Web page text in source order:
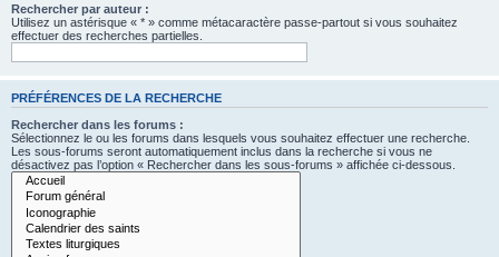
Rechercher par auteur :
Utilisez un astérisque « * » comme métacaractère passe-partout si vous souhaitez
effectuer des recherches partielles.
PRÉFÉRENCES DE LA RECHERCHE
Rechercher dans les forums :
Sélectionnez le ou les forums dans lesquels vous souhaitez effectuer une recherche.
Les sous-forums seront automatiquement inclus dans la recherche si vous ne
désactivez pas l’option « Rechercher dans les sous-forums » affichée ci-dessous.